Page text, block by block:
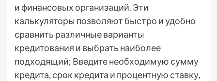
и финансовых организаций. Эти
калькуляторы позволяют быстро и удобно
сравнить различные варианты
кредитования и выбрать наиболее
подходящий; Введите необходимую сумму
кредита, срок кредита и процентную ставку,